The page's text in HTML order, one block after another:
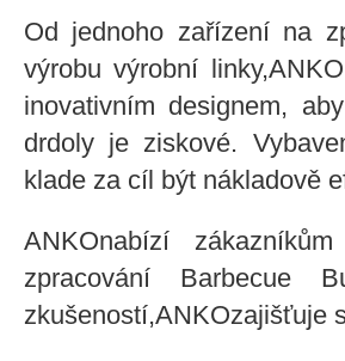
Od jednoho zařízení na
výrobu výrobní
inovativním designem,
drdoly je ziskové.
klade za cíl být nákladově
ANKOnabízí
zpracování
zkušeností,ANKOzajišťuje